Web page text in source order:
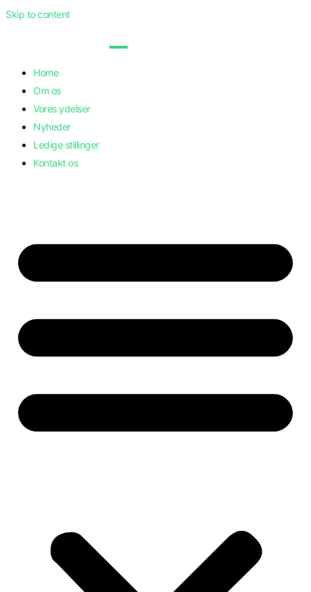
Skip to content
Home
Om os
Vores ydelser
Nyheder
Ledige stillinger
Kontakt os